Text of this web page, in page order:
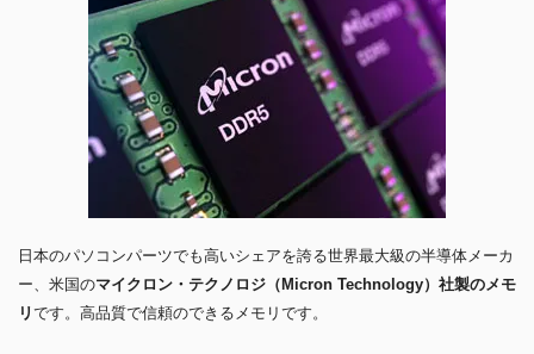
日本のパソコンパーツでも高いシェアを誇る世界最大級の半導体メーカ
ー、米国のマイクロン・テクノロジ（Micron Technology）社製のメモ
リです。高品質で信頼のできるメモリです。